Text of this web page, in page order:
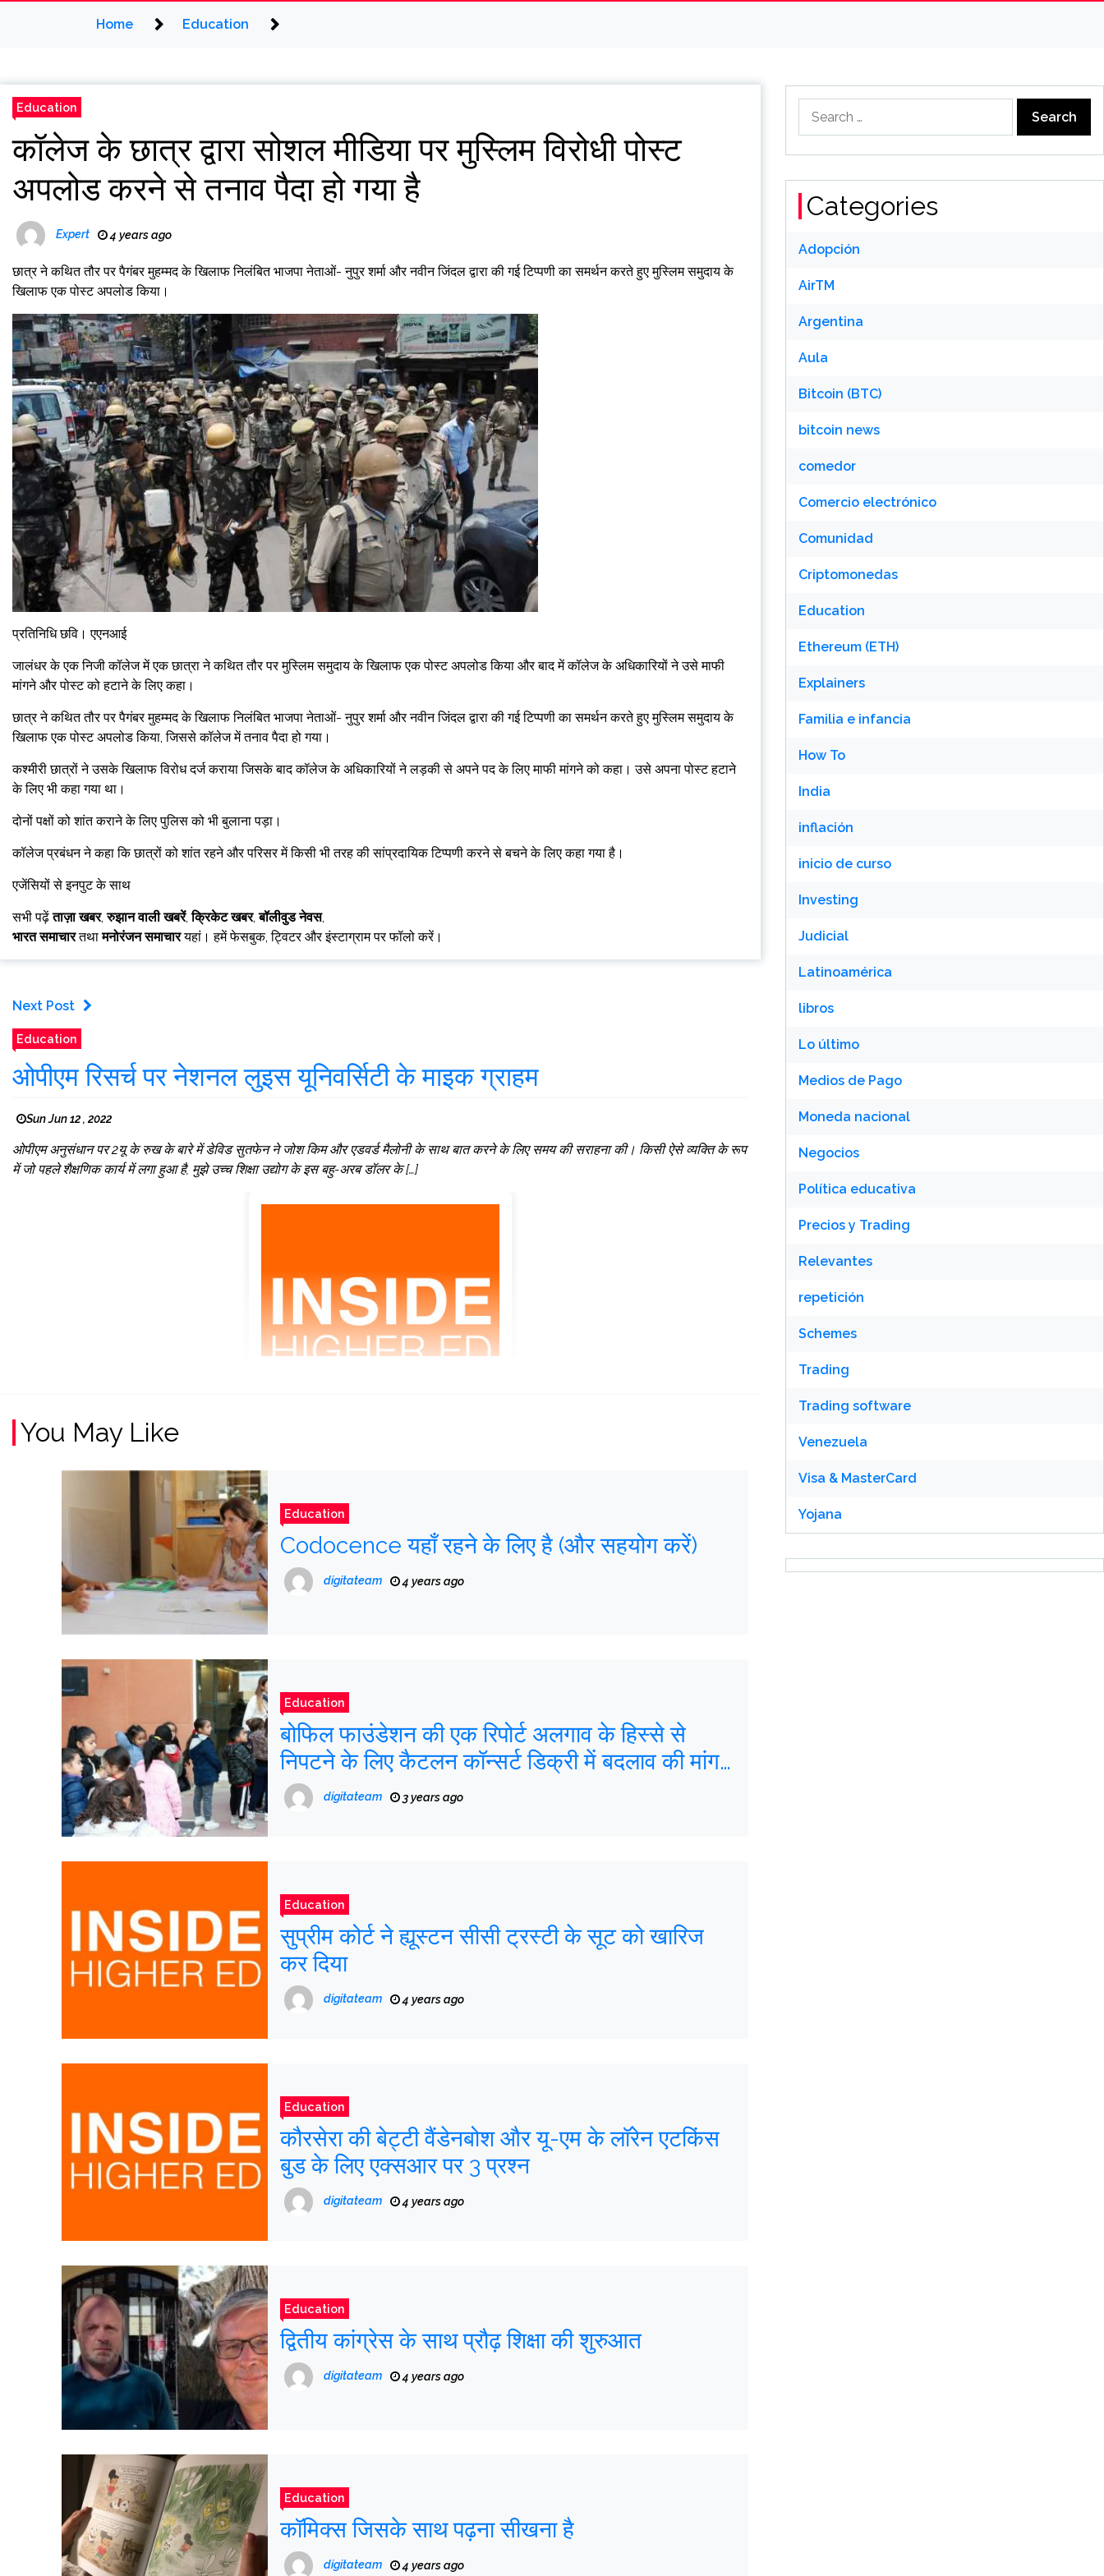
Home Education
Education
कॉलेज के छात्र द्वारा सोशल मीडिया पर मुस्लिम विरोधी पोस्ट
अपलोड करने से तनाव पैदा हो गया है
Expert 4 years ago
छात्र ने कथित तौर पर पैगंबर मुहम्मद के खिलाफ निलंबित भाजपा नेताओं- नुपुर शर्मा और नवीन जिंदल द्वारा की गई टिप्पणी का समर्थन करते हुए मुस्लिम समुदाय के
खिलाफ एक पोस्ट अपलोड किया।
प्रतिनिधि छवि। एएनआई
जालंधर के एक निजी कॉलेज में एक छात्रा ने कथित तौर पर मुस्लिम समुदाय के खिलाफ एक पोस्ट अपलोड किया और बाद में कॉलेज के अधिकारियों ने उसे माफी
मांगने और पोस्ट को हटाने के लिए कहा।
छात्र ने कथित तौर पर पैगंबर मुहम्मद के खिलाफ निलंबित भाजपा नेताओं- नुपुर शर्मा और नवीन जिंदल द्वारा की गई टिप्पणी का समर्थन करते हुए मुस्लिम समुदाय के
खिलाफ एक पोस्ट अपलोड किया, जिससे कॉलेज में तनाव पैदा हो गया।
कश्मीरी छात्रों ने उसके खिलाफ विरोध दर्ज कराया जिसके बाद कॉलेज के अधिकारियों ने लड़की से अपने पद के लिए माफी मांगने को कहा। उसे अपना पोस्ट हटाने
के लिए भी कहा गया था।
दोनों पक्षों को शांत कराने के लिए पुलिस को भी बुलाना पड़ा।
कॉलेज प्रबंधन ने कहा कि छात्रों को शांत रहने और परिसर में किसी भी तरह की सांप्रदायिक टिप्पणी करने से बचने के लिए कहा गया है।
एजेंसियों से इनपुट के साथ
सभी पढ़ेंताज़ा खबर,रुझान वाली खबरें,क्रिकेट खबर,बॉलीवुड नेवस,
भारत समाचारतथामनोरंजन समाचारयहां। हमें फेसबुक, ट्विटर और इंस्टाग्राम पर फॉलो करें।
Next Post
Education
ओपीएम रिसर्च पर नेशनल लुइस यूनिवर्सिटी के माइक ग्राहम
Sun Jun 12 , 2022
ओपीएम अनुसंधान पर 2यू के रुख के बारे में डेविड सुतफेन ने जोश किम और एडवर्ड मैलोनी के साथ बात करने के लिए समय की सराहना की। किसी ऐसे व्यक्ति के रूप
में जो पहले शैक्षणिक कार्य में लगा हुआ है, मुझे उच्च शिक्षा उद्योग के इस बहु-अरब डॉलर के […]
You May Like
Education
Codocence यहाँ रहने के लिए है (और सहयोग करें)
digitateam 4 years ago
Education
बोफिल फाउंडेशन की एक रिपोर्ट अलगाव के हिस्से से
निपटने के लिए कैटलन कॉन्सर्ट डिक्री में बदलाव की मांग
करती हैdigitateam 3 years ago
Education
सुप्रीम कोर्ट ने ह्यूस्टन सीसी ट्रस्टी के सूट को खारिज
कर दिया
digitateam 4 years ago
Education
कौरसेरा की बेट्टी वैंडेनबोश और यू-एम के लॉरेन एटकिंस
बुड के लिए एक्सआर पर 3 प्रश्न
digitateam 4 years ago
Education
द्वितीय कांग्रेस के साथ प्रौढ़ शिक्षा की शुरुआत
digitateam 4 years ago
Education
कॉमिक्स जिसके साथ पढ़ना सीखना है
digitateam 4 years ago
for:
Categories
Adopción
AirTM
Argentina
Aula
Bitcoin (BTC)
bitcoin news
comedor
Comercio electrónico
Comunidad
Criptomonedas
Education
Ethereum (ETH)
Explainers
Familia e infancia
How To
India
inflación
inicio de curso
Investing
Judicial
Latinoamérica
libros
Lo último
Medios de Pago
Moneda nacional
Negocios
Política educativa
Precios y Trading
Relevantes
repetición
Schemes
Trading
Trading software
Venezuela
Visa & MasterCard
Yojana